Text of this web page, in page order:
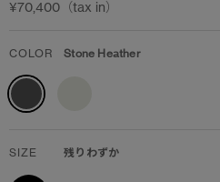
¥70,400（tax in）
COLOR Stone Heather
SIZE 残りわずか